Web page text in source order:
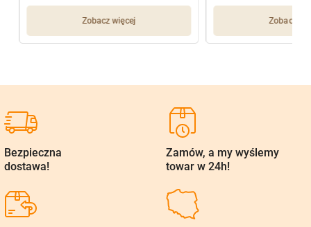
Zobacz więcej Zobacz
Bezpieczna
dostawa!
Zamów, a my wyślemy
towar w 24h!